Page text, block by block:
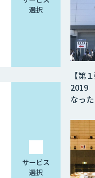
選択
サービス
選択
【第
2019
なっ